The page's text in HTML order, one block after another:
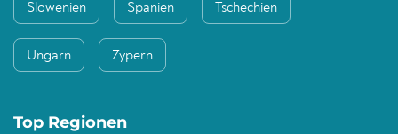
Slowenien Spanien Tschechien
Ungarn Zypern
Top Regionen